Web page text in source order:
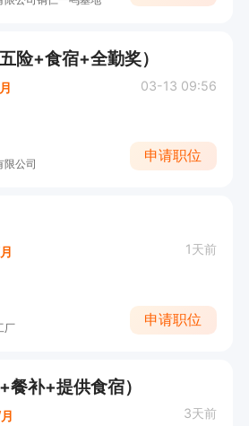
险+食宿+全勤奖）
03-13 09:56
限公司
申请职位
1天前
厂
申请职位
补+提供食宿）
3天前